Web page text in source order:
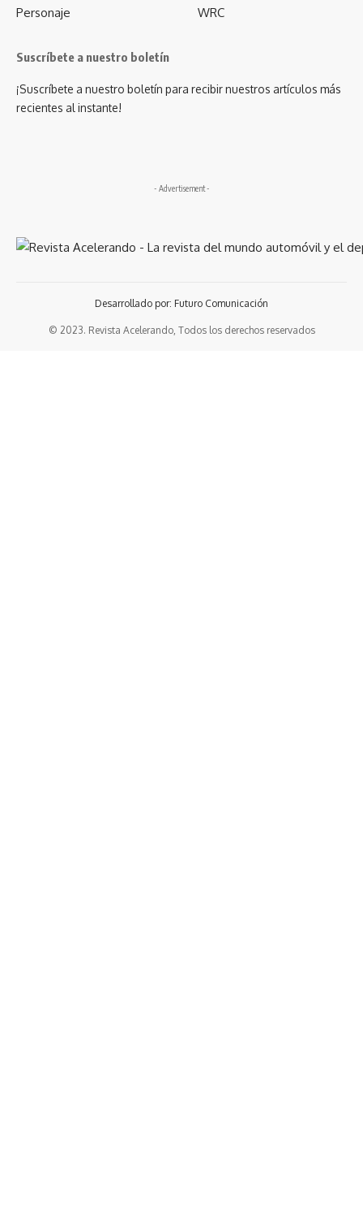
Personaje
WRC
Suscríbete a nuestro boletín
¡Suscríbete a nuestro boletín para recibir nuestros artículos más
recientes al instante!
- Advertisement -
© 2023. Revista Acelerando, Todos los derechos reservados
Desarrollado por: Futuro Comunicación